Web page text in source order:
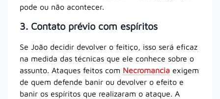
pode ou não acontecer.
3. Contato prévio com espíritos
Se João decidir devolver o feitiço, isso será eficaz
na medida das técnicas que ele conhece sobre o
assunto. Ataques feitos com Necromancia exigem
de quem defende banir ou devolver o efeito e
banir os espíritos que realizaram o ataque. A